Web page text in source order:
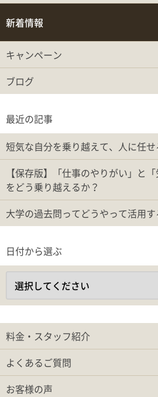
新着情報
キャンペーン
ブログ
最近の記事
短気な自分を乗り越えて、人に任
【保存版】「仕事のやりがい」と
をどう乗り越えるか？
大学の過去問ってどうやって活用す
日付から選ぶ
料金・スタッフ紹介
よくあるご質問
お客様の声